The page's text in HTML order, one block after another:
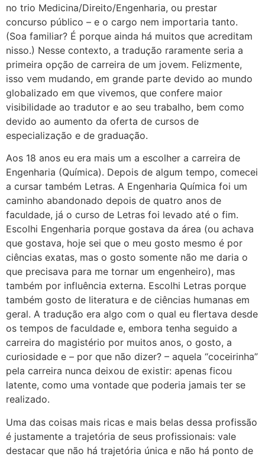
no trio Medicina/Direito/Engenharia, ou prestar
concurso público – e o cargo nem importaria tanto.
(Soa familiar? É porque ainda há muitos que acreditam
nisso.) Nesse contexto, a tradução raramente seria a
primeira opção de carreira de um jovem. Felizmente,
isso vem mudando, em grande parte devido ao mundo
globalizado em que vivemos, que confere maior
visibilidade ao tradutor e ao seu trabalho, bem como
devido ao aumento da oferta de cursos de
especialização e de graduação.
Aos 18 anos eu era mais um a escolher a carreira de
Engenharia (Química). Depois de algum tempo, comecei
a cursar também Letras. A Engenharia Química foi um
caminho abandonado depois de quatro anos de
faculdade, já o curso de Letras foi levado até o fim.
Escolhi Engenharia porque gostava da área (ou achava
que gostava, hoje sei que o meu gosto mesmo é por
ciências exatas, mas o gosto somente não me daria o
que precisava para me tornar um engenheiro), mas
também por influência externa. Escolhi Letras porque
também gosto de literatura e de ciências humanas em
geral. A tradução era algo com o qual eu flertava desde
os tempos de faculdade e, embora tenha seguido a
carreira do magistério por muitos anos, o gosto, a
curiosidade e – por que não dizer? – aquela “coceirinha”
pela carreira nunca deixou de existir: apenas ficou
latente, como uma vontade que poderia jamais ter se
realizado.
Uma das coisas mais ricas e mais belas dessa profissão
é justamente a trajetória de seus profissionais: vale
destacar que não há trajetória única e não há ponto de